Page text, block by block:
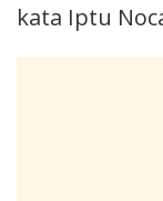
kata Iptu